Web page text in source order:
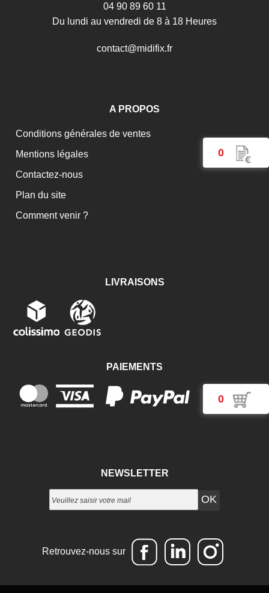
0
0
Masque LCD Techno 11 True Color
Protection Exterieure pour cagoule Navitek ou Kapio
Protection intérieure pour cellule S4 Weltek
Protection intérieure Speedglas 3M série 9100 -
sachet de 5 pièces
Toile de protection anti chaleur 850°c
04 90 89 60 11
Du lundi au vendredi de 8 à 18 Heures
contact@midifix.fr
A PROPOS
Conditions générales de ventes
Mentions légales
Contactez-nous
Plan du site
Comment venir ?
LIVRAISONS
PAIEMENTS
NEWSLETTER
Retrouvez-nous sur